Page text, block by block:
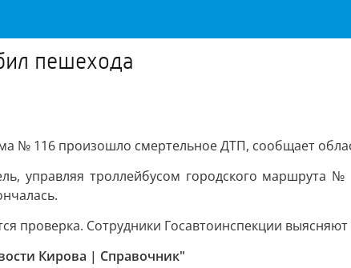
пешехода
№ 116 произошло смертельное ДТП, сообщает
управляя троллейбусом городского маршрута
проверка. Сотрудники Госавтоинспекции
Кирова | Справочник"